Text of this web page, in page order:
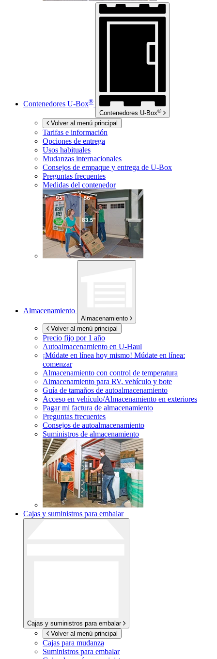
Contenedores U-Box®
Contenedores U-Box®
Volver al menú principal
Tarifas e información
Opciones de entrega
Usos habituales
Mudanzas internacionales
Consejos de empaque y entrega de U-Box
Preguntas frecuentes
Medidas del contenedor
Almacenamiento
Almacenamiento
Volver al menú principal
Precio fijo por 1 año
Autoalmacenamiento en U-Haul
¡Múdate en línea hoy mismo! Múdate en línea:
comenzar
Almacenamiento con control de temperatura
Almacenamiento para RV, vehículo y bote
Guía de tamaños de autoalmacenamiento
Acceso en vehículo/Almacenamiento en exteriores
Pagar mi factura de almacenamiento
Preguntas frecuentes
Consejos de autoalmacenamiento
Suministros de almacenamiento
Cajas y suministros para embalar
Cajas y suministros para embalar
Volver al menú principal
Cajas para mudanza
Suministros para embalar